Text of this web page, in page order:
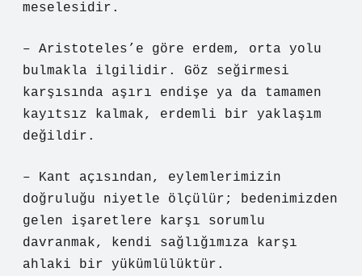
meselesidir.
– Aristoteles’e göre erdem, orta yolu
bulmakla ilgilidir. Göz seğirmesi
karşısında aşırı endişe ya da tamamen
kayıtsız kalmak, erdemli bir yaklaşım
değildir.
– Kant açısından, eylemlerimizin
doğruluğu niyetle ölçülür; bedenimizden
gelen işaretlere karşı sorumlu
davranmak, kendi sağlığımıza karşı
ahlaki bir yükümlülüktür.